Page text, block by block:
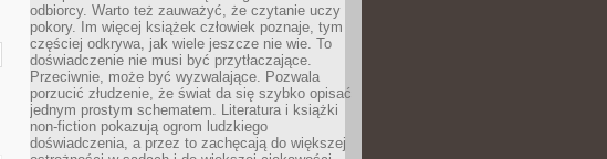
odbiorcy. Warto też zauważyć, że czytanie uczy
pokory. Im więcej książek człowiek poznaje, tym
częściej odkrywa, jak wiele jeszcze nie wie. To
doświadczenie nie musi być przytłaczające.
Przeciwnie, może być wyzwalające. Pozwala
porzucić złudzenie, że świat da się szybko opisać
jednym prostym schematem. Literatura i książki
non-fiction pokazują ogrom ludzkiego
doświadczenia, a przez to zachęcają do większej